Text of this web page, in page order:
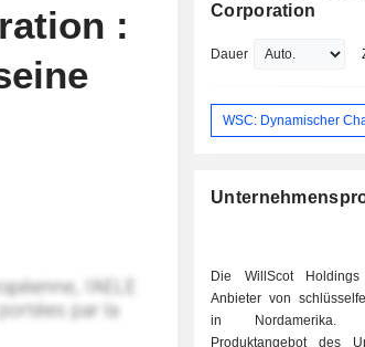
:
Corporation
Dauer
WSC: Dynamischer
Die WillScot
Anbieter von
in Nordamerika.
Produktangebot des